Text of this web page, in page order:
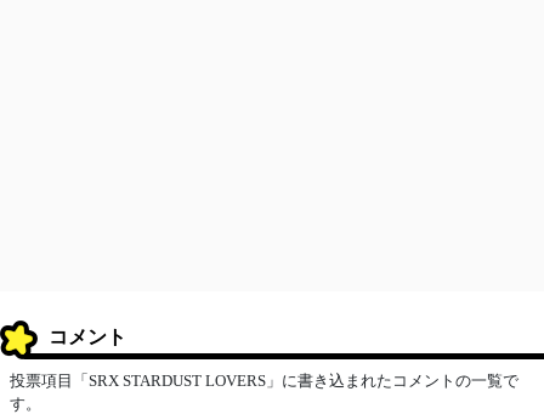
コメント
投票項目「SRX STARDUST LOVERS」に書き込まれたコメントの一覧で
す。